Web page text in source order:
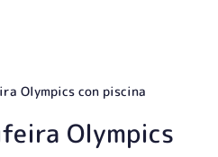
Olympics con piscina
Olympics